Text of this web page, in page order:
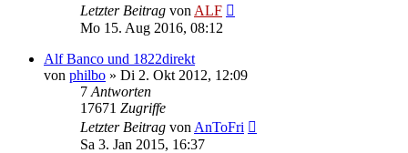
Letzter Beitrag von ALF
Mo 15. Aug 2016, 08:12
Alf Banco und 1822direkt
von philbo » Di 2. Okt 2012, 12:09
7 Antworten
17671 Zugriffe
Letzter Beitrag von AnToFri
Sa 3. Jan 2015, 16:37